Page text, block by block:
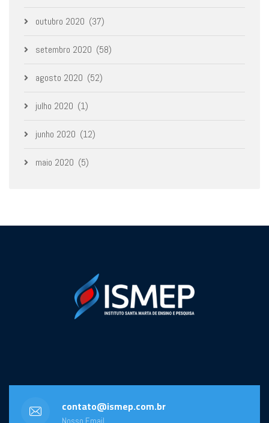
outubro 2020 (37)
setembro 2020 (58)
agosto 2020 (52)
julho 2020 (1)
junho 2020 (12)
maio 2020 (5)
contato@ismep.com.br